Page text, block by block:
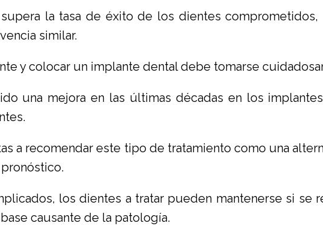
la tasa de éxito de los dientes
similar.
y colocar un implante dental debe tomarse
una mejora en las últimas décadas en los
a recomendar este tipo de tratamiento como una
los dientes a tratar pueden mantenerse si se
causante de la patología.